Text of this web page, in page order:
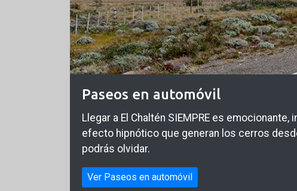
Paseos en automóvil
Llegar a El Chaltén SIEMPRE es
efecto hipnótico que generan los cerros
podrás olvidar.
Ver Paseos en automóvil